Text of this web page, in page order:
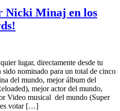
Nicki Minaj en los
lugar, directamente desde tu
nominado para un total de cinco
del mundo, mejor álbum del
mejor actor del mundo,
Video musical del mundo (Super
votar […]